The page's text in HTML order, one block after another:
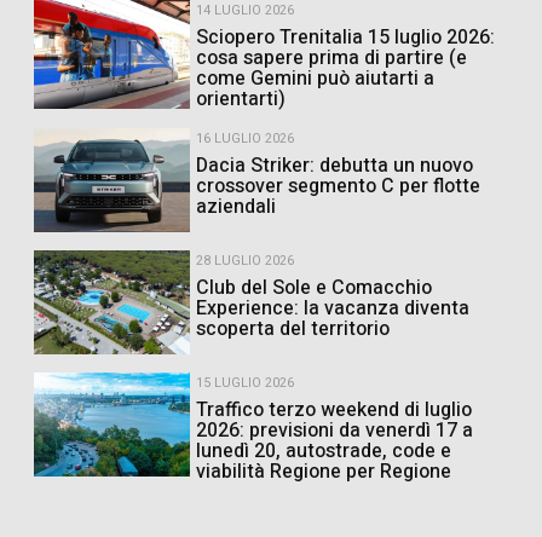
14 LUGLIO 2026
Sciopero Trenitalia 15 luglio 2026:
cosa sapere prima di partire (e
come Gemini può aiutarti a
orientarti)
16 LUGLIO 2026
Dacia Striker: debutta un nuovo
crossover segmento C per flotte
aziendali
28 LUGLIO 2026
Club del Sole e Comacchio
Experience: la vacanza diventa
scoperta del territorio
15 LUGLIO 2026
Traffico terzo weekend di luglio
2026: previsioni da venerdì 17 a
lunedì 20, autostrade, code e
viabilità Regione per Regione